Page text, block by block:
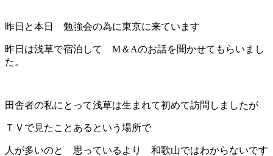
昨日と本日 勉強会の為に東京に来ています
昨日は浅草で宿泊して М＆Aのお話を聞かせてもらいまし
た。
田舎者の私にとって浅草は生まれて初めて訪問しましたが
ＴＶで見たことあるという場所で
人が多いのと 思っているより 和歌山ではわからないです